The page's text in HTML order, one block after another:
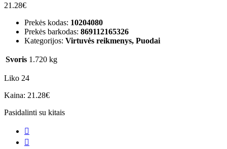
21.28€
Prekės kodas: 10204080
Prekės barkodas: 869112165326
Kategorijos: Virtuvės reikmenys, Puodai
Svoris 1.720 kg
Liko 24
Kaina: 21.28€
Pasidalinti su kitais